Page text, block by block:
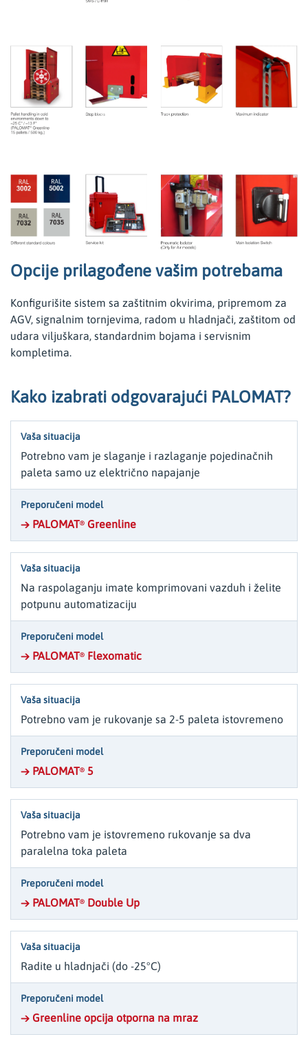
Opcije prilagođene vašim potrebama
Konfigurišite sistem sa zaštitnim okvirima, pripremom za
AGV, signalnim tornjevima, radom u hladnjači, zaštitom od
udara viljuškara, standardnim bojama i servisnim
kompletima.
Kako izabrati odgovarajući PALOMAT?
Potrebno vam je slaganje i razlaganje pojedinačnih
paleta samo uz električno napajanje
→ PALOMAT® Greenline
Na raspolaganju imate komprimovani vazduh i želite
potpunu automatizaciju
→ PALOMAT® Flexomatic
Potrebno vam je rukovanje sa 2-5 paleta istovremeno
→ PALOMAT® 5
Potrebno vam je istovremeno rukovanje sa dva
paralelna toka paleta
→ PALOMAT® Double Up
Radite u hladnjači (do -25°C)
→ Greenline opcija otporna na mraz